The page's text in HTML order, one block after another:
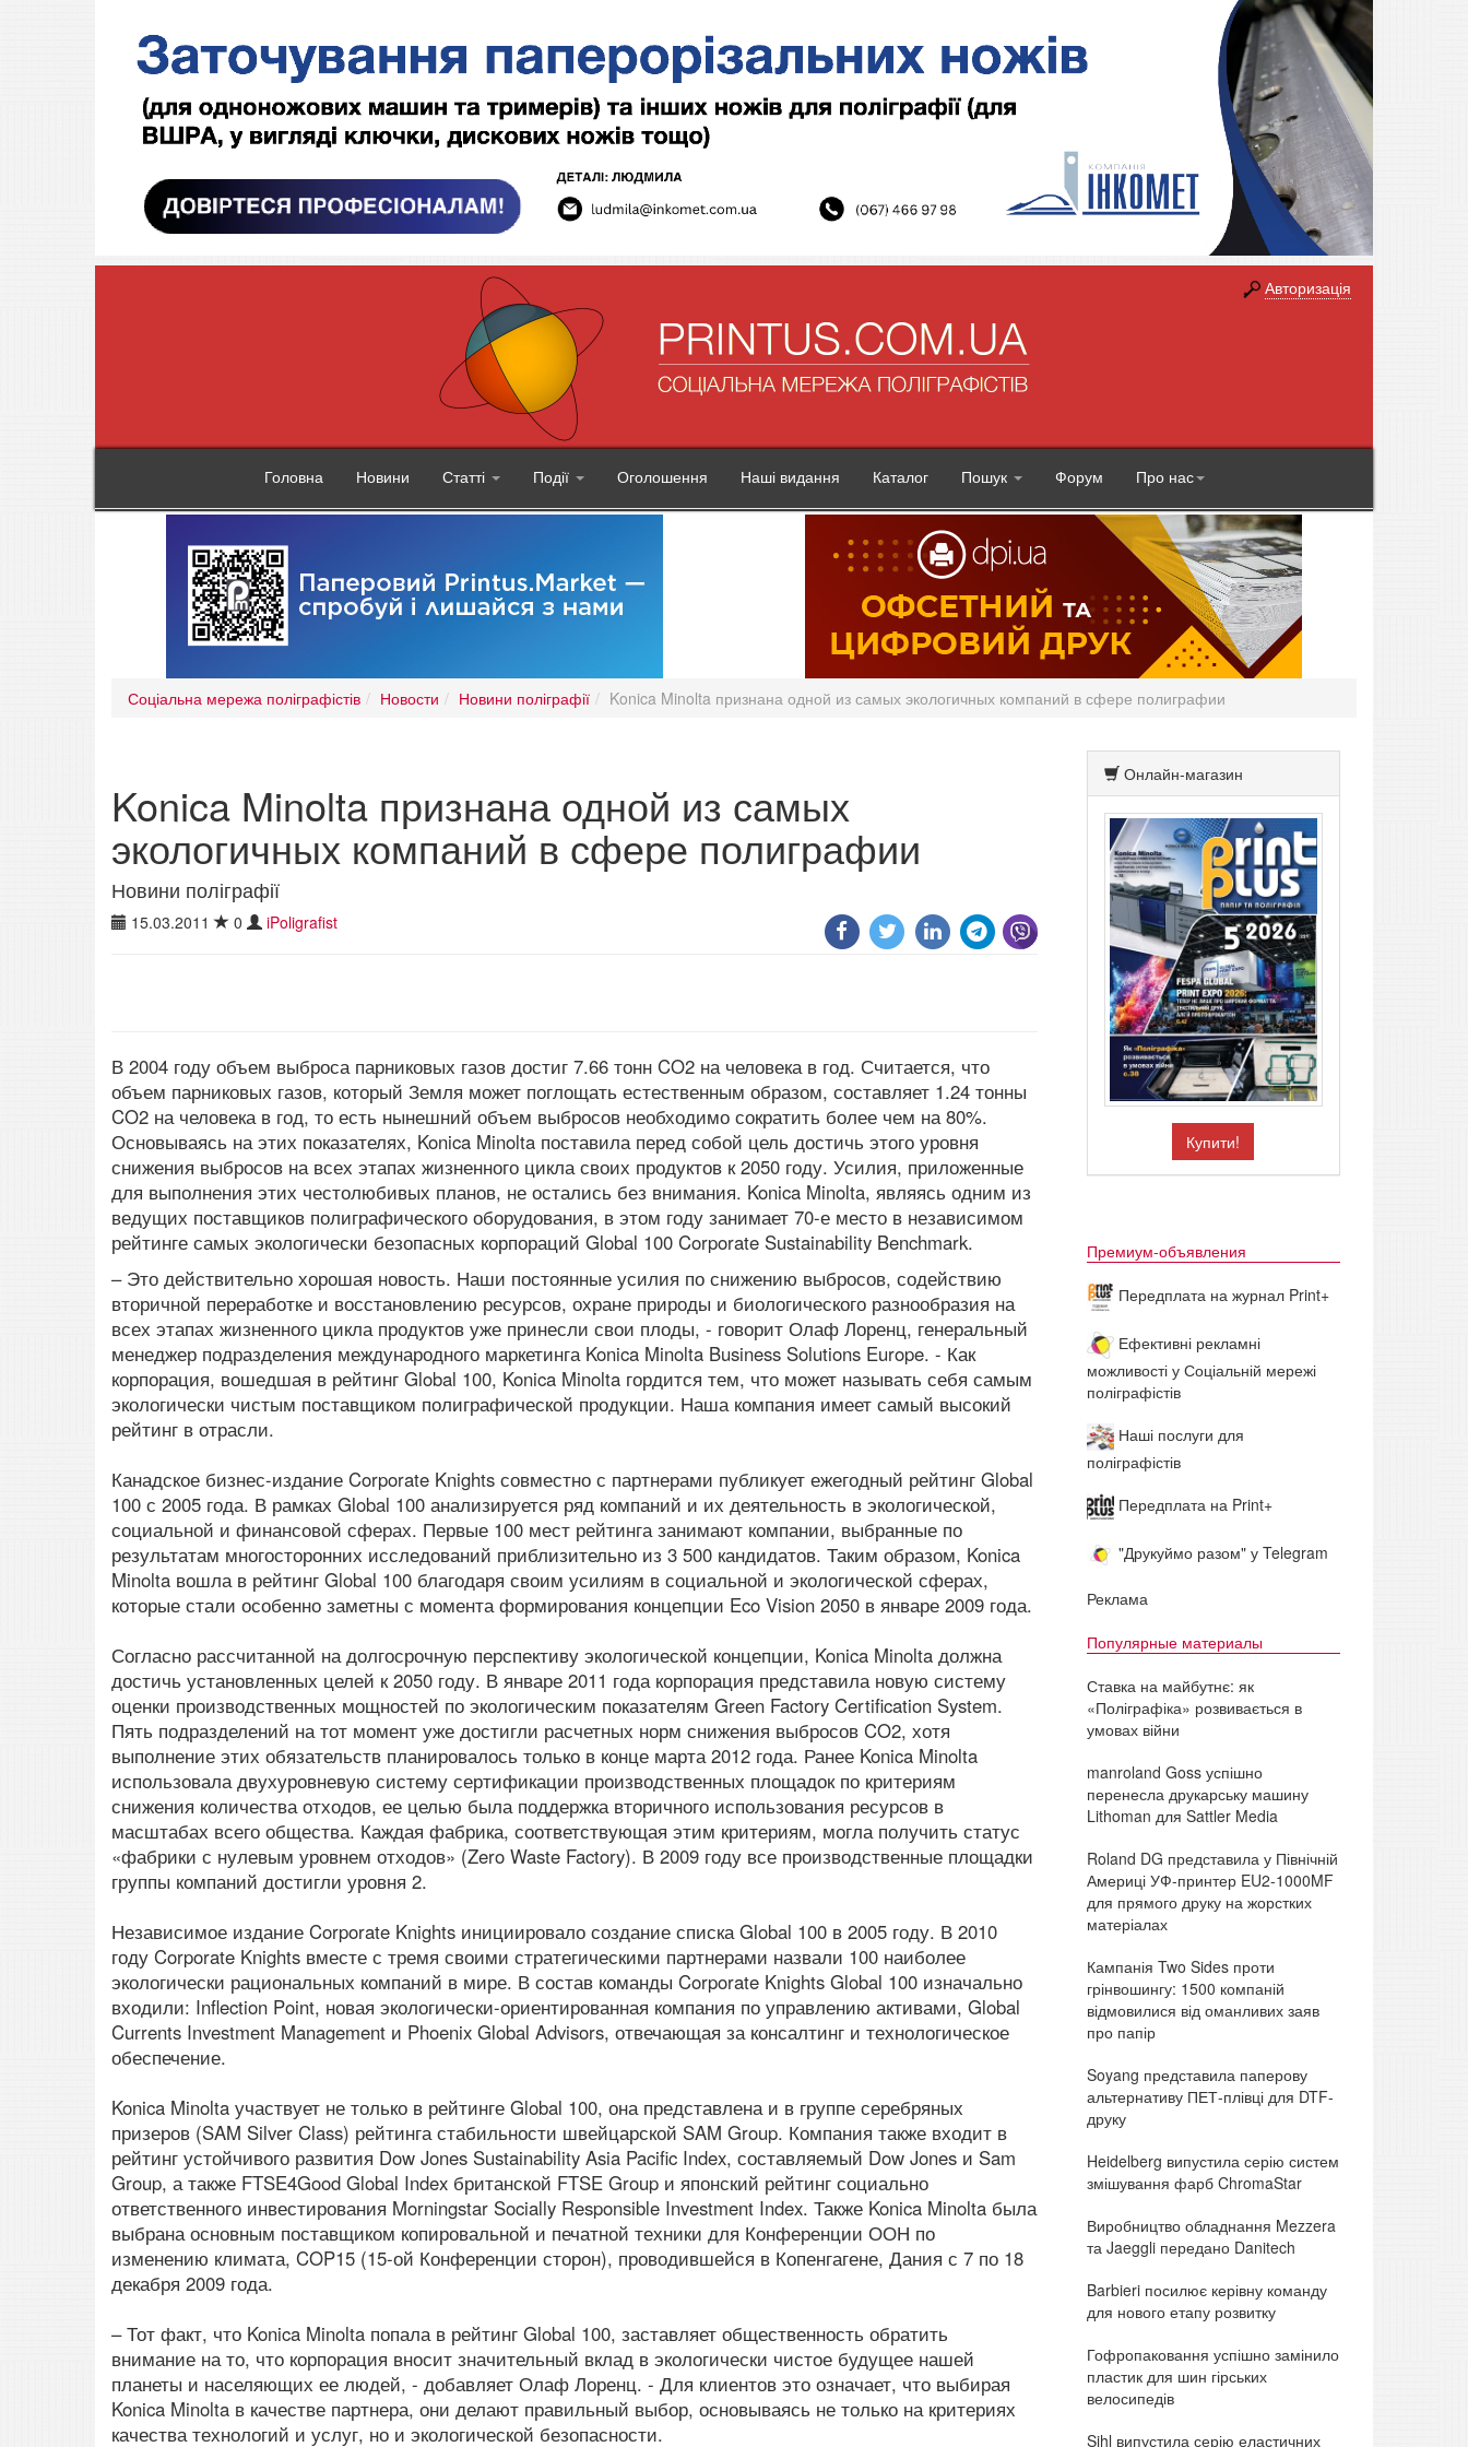
Авторизація
Головна Новини Статті Події Оголошення Наші видання Каталог Пошук Форум Про нас
Соціальна мережа поліграфістів Новости Новини поліграфії Konica Minolta признана одной из самых экологичных компаний в сфере полиграфии
Konica Minolta признана одной из самых
экологичных компаний в сфере полиграфии
Новини поліграфії
15.03.2011 0 iPoligrafist
В 2004 году объем выброса парниковых газов достиг 7.66 тонн CO2 на человека в год. Считается, что
объем парниковых газов, который Земля может поглощать естественным образом, составляет 1.24 тонны
CO2 на человека в год, то есть нынешний объем выбросов необходимо сократить более чем на 80%.
Основываясь на этих показателях, Konica Minolta поставила перед собой цель достичь этого уровня
снижения выбросов на всех этапах жизненного цикла своих продуктов к 2050 году. Усилия, приложенные
для выполнения этих честолюбивых планов, не остались без внимания. Konica Minolta, являясь одним из
ведущих поставщиков полиграфического оборудования, в этом году занимает 70-е место в независимом
рейтинге самых экологически безопасных корпораций Global 100 Corporate Sustainability Benchmark.
– Это действительно хорошая новость. Наши постоянные усилия по снижению выбросов, содействию
вторичной переработке и восстановлению ресурсов, охране природы и биологического разнообразия на
всех этапах жизненного цикла продуктов уже принесли свои плоды, - говорит Олаф Лоренц, генеральный
менеджер подразделения международного маркетинга Konica Minolta Business Solutions Europe. - Как
корпорация, вошедшая в рейтинг Global 100, Konica Minolta гордится тем, что может называть себя самым
экологически чистым поставщиком полиграфической продукции. Наша компания имеет самый высокий
рейтинг в отрасли.
Канадское бизнес-издание Corporate Knights совместно с партнерами публикует ежегодный рейтинг Global
100 с 2005 года. В рамках Global 100 анализируется ряд компаний и их деятельность в экологической,
социальной и финансовой сферах. Первые 100 мест рейтинга занимают компании, выбранные по
результатам многосторонних исследований приблизительно из 3 500 кандидатов. Таким образом, Konica
Minolta вошла в рейтинг Global 100 благодаря своим усилиям в социальной и экологической сферах,
которые стали особенно заметны с момента формирования концепции Eco Vision 2050 в январе 2009 года.
Согласно рассчитанной на долгосрочную перспективу экологической концепции, Konica Minolta должна
достичь установленных целей к 2050 году. В январе 2011 года корпорация представила новую систему
оценки производственных мощностей по экологическим показателям Green Factory Certification System.
Пять подразделений на тот момент уже достигли расчетных норм снижения выбросов CO2, хотя
выполнение этих обязательств планировалось только в конце марта 2012 года. Ранее Konica Minolta
использовала двухуровневую систему сертификации производственных площадок по критериям
снижения количества отходов, ее целью была поддержка вторичного использования ресурсов в
масштабах всего общества. Каждая фабрика, соответствующая этим критериям, могла получить статус
«фабрики с нулевым уровнем отходов» (Zero Waste Factory). В 2009 году все производственные площадки
группы компаний достигли уровня 2.
Независимое издание Corporate Knights инициировало создание списка Global 100 в 2005 году. В 2010
году Corporate Knights вместе с тремя своими стратегическими партнерами назвали 100 наиболее
экологически рациональных компаний в мире. В состав команды Corporate Knights Global 100 изначально
входили: Inflection Point, новая экологически-ориентированная компания по управлению активами, Global
Currents Investment Management и Phoenix Global Advisors, отвечающая за консалтинг и технологическое
обеспечение.
Konica Minolta участвует не только в рейтинге Global 100, она представлена и в группе серебряных
призеров (SAM Silver Class) рейтинга стабильности швейцарской SAM Group. Компания также входит в
рейтинг устойчивого развития Dow Jones Sustainability Asia Pacific Index, составляемый Dow Jones и Sam
Group, а также FTSE4Good Global Index британской FTSE Group и японский рейтинг социально
ответственного инвестирования Morningstar Socially Responsible Investment Index. Также Konica Minolta была
выбрана основным поставщиком копировальной и печатной техники для Конференции ООН по
изменению климата, COP15 (15-ой Конференции сторон), проводившейся в Копенгагене, Дания с 7 по 18
декабря 2009 года.
– Тот факт, что Konica Minolta попала в рейтинг Global 100, заставляет общественность обратить
внимание на то, что корпорация вносит значительный вклад в экологически чистое будущее нашей
планеты и населяющих ее людей, - добавляет Олаф Лоренц. - Для клиентов это означает, что выбирая
Konica Minolta в качестве партнера, они делают правильный выбор, основываясь не только на критериях
качества технологий и услуг, но и экологической безопасности.
Онлайн-магазин
Купити!
Премиум-объявления
Передплата на журнал Print+
Ефективні рекламні
можливості у Соціальній мережі
поліграфістів
Наші послуги для
поліграфістів
Передплата на Print+
"Друкуймо разом" у Telegram
Реклама
Популярные материалы
Ставка на майбутнє: як
«Поліграфіка» розвивається в
умовах війни
manroland Goss успішно
перенесла друкарську машину
Lithoman для Sattler Media
Roland DG представила у Північній
Америці УФ-принтер EU2-1000MF
для прямого друку на жорстких
матеріалах
Кампанія Two Sides проти
грінвошингу: 1500 компаній
відмовилися від оманливих заяв
про папір
Soyang представила паперову
альтернативу ПЕТ-плівці для DTF-
друку
Heidelberg випустила серію систем
змішування фарб ChromaStar
Виробництво обладнання Mezzera
та Jaeggli передано Danitech
Barbieri посилює керівну команду
для нового етапу розвитку
Гофропаковання успішно замінило
пластик для шин гірських
велосипедів
Sihl випустила серію еластичних